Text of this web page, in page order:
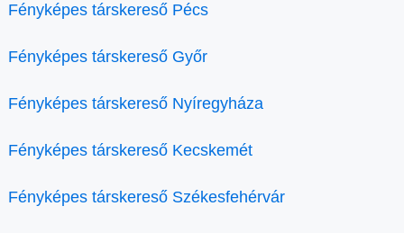
Fényképes társkereső Pécs
Fényképes társkereső Győr
Fényképes társkereső Nyíregyháza
Fényképes társkereső Kecskemét
Fényképes társkereső Székesfehérvár